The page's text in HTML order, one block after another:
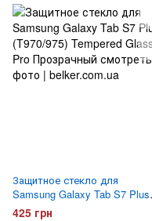
Защитное стекло для
Samsung Galaxy Tab S7 Plus
(T970/975) Tempered Glass Pro
425 грн